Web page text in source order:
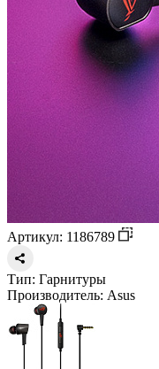
Артикул: 1186789
Тип: Гарнитуры
Производитель: Asus